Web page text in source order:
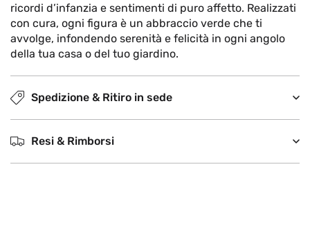
ricordi d’infanzia e sentimenti di puro affetto. Realizzati
con cura, ogni figura è un abbraccio verde che ti
avvolge, infondendo serenità e felicità in ogni angolo
della tua casa o del tuo giardino.
Spedizione & Ritiro in sede
Resi & Rimborsi